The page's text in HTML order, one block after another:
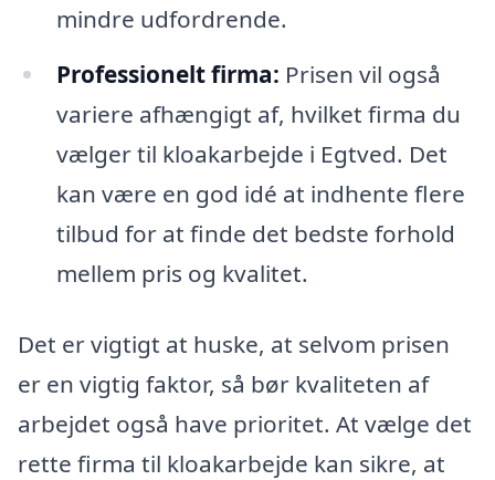
mindre udfordrende.
Professionelt firma: Prisen vil også
variere afhængigt af, hvilket firma du
vælger til kloakarbejde i Egtved. Det
kan være en god idé at indhente flere
tilbud for at finde det bedste forhold
mellem pris og kvalitet.
Det er vigtigt at huske, at selvom prisen
er en vigtig faktor, så bør kvaliteten af
arbejdet også have prioritet. At vælge det
rette firma til kloakarbejde kan sikre, at